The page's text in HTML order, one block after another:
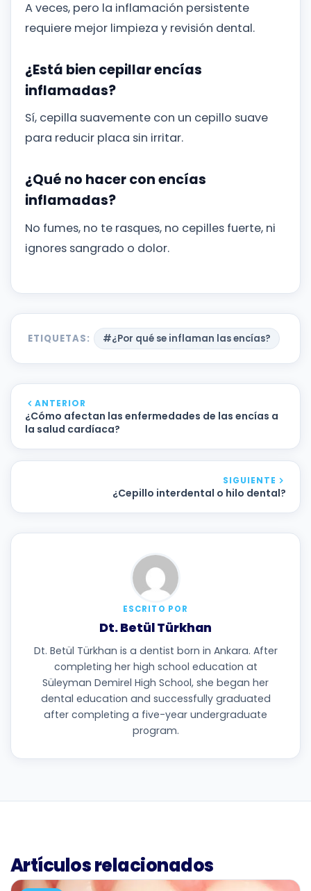
A veces, pero la inflamación persistente
requiere mejor limpieza y revisión dental.
¿Está bien cepillar encías
inflamadas?
Sí, cepilla suavemente con un cepillo suave
para reducir placa sin irritar.
¿Qué no hacer con encías
inflamadas?
No fumes, no te rasques, no cepilles fuerte, ni
ignores sangrado o dolor.
ETIQUETAS: #¿Por qué se inflaman las encías?
ANTERIOR
¿Cómo afectan las enfermedades de las encías a
la salud cardíaca?
SIGUIENTE
¿Cepillo interdental o hilo dental?
ESCRITO POR
Dt. Betül Türkhan
Dt. Betül Türkhan is a dentist born in Ankara. After
completing her high school education at
Süleyman Demirel High School, she began her
dental education and successfully graduated
after completing a five-year undergraduate
program.
Artículos relacionados